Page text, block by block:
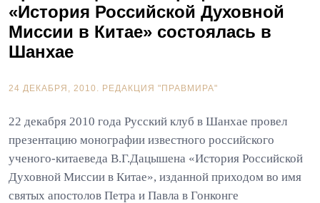
«История Российской Духовной
Миссии в Китае» состоялась в
Шанхае
24 ДЕКАБРЯ, 2010. РЕДАКЦИЯ "ПРАВМИРА"
22 декабря 2010 года Русский клуб в Шанхае провел
презентацию монографии известного российского
ученого-китаеведа В.Г.Дацышена «История Российской
Духовной Миссии в Китае», изданной приходом во имя
святых апостолов Петра и Павла в Гонконге